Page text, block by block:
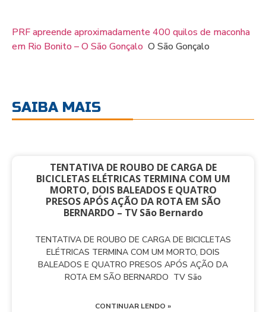
PRF apreende aproximadamente 400 quilos de maconha
em Rio Bonito – O São Gonçalo O São Gonçalo
SAIBA MAIS
TENTATIVA DE ROUBO DE CARGA DE
BICICLETAS ELÉTRICAS TERMINA COM UM
MORTO, DOIS BALEADOS E QUATRO
PRESOS APÓS AÇÃO DA ROTA EM SÃO
BERNARDO – TV São Bernardo
TENTATIVA DE ROUBO DE CARGA DE BICICLETAS
ELÉTRICAS TERMINA COM UM MORTO, DOIS
BALEADOS E QUATRO PRESOS APÓS AÇÃO DA
ROTA EM SÃO BERNARDO TV São
CONTINUAR LENDO »